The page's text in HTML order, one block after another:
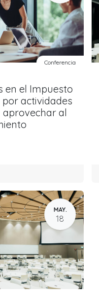
Conferencia
en el Impuesto
por actividades
aprovechar al
MAY.
18